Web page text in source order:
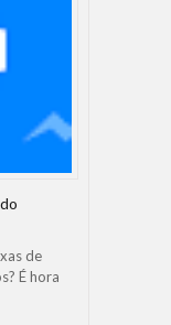
de
É hora